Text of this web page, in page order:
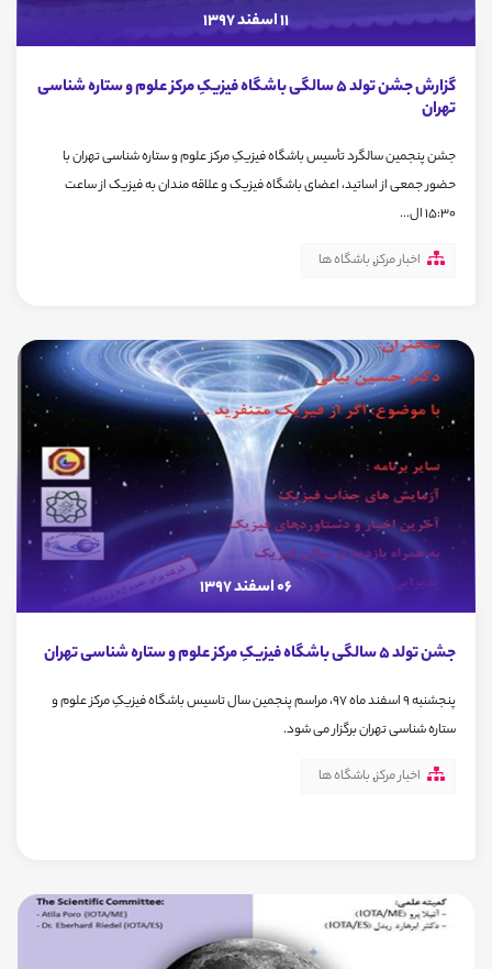
11 اسفند 1397
گزارش جشن تولد 5 سالگی باشگاه فیزیکِ مرکز علوم و ستاره شناسی
تهران
جشن پنجمین سالگرد تأسیس باشگاه فیزیکِ مرکز علوم و ستاره شناسی تهران با
حضور جمعی از اساتید، اعضای باشگاه فیزیک و علاقه مندان به فیزیک از ساعت
15:30 ال...
اخبار مرکز,باشگاه ها
06 اسفند 1397
جشن تولد 5 سالگی باشگاه فیزیکِ مرکز علوم و ستاره شناسی تهران
پنجشنبه 9 اسفند ماه 97، مراسم پنجمین سال تاسیس باشگاه فیزیکِ مرکز علوم و
ستاره شناسی تهران برگزار می شود.
اخبار مرکز,باشگاه ها